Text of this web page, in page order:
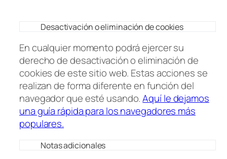
Desactivación o eliminación de cookies
En cualquier momento podrá ejercer su
derecho de desactivación o eliminación de
cookies de este sitio web. Estas acciones se
realizan de forma diferente en función del
navegador que esté usando.Aquí le dejamos
una guía rápida para los navegadores más
populares.
Notas adicionales